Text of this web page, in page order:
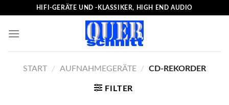
content
HIFI-GERÄTE UND -KLASSIKER, HIGH END AUDIO
START / AUFNAHMEGERÄTE / CD-REKORDER
FILTER